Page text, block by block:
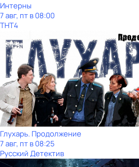
Интерны
7 авг, пт в 08:00
ТНТ4
Глухарь. Продолжение
7 авг, пт в 08:25
Русский Детектив